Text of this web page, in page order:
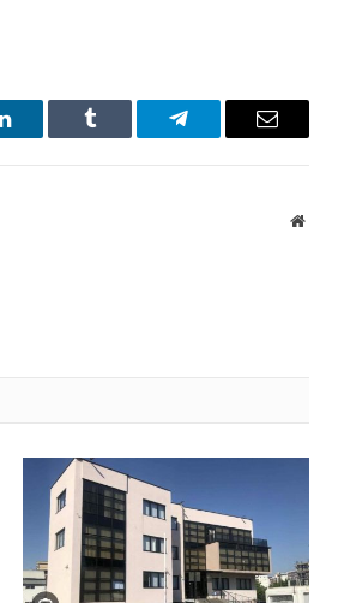
LinkedIn Tumblr Telegram Email
Website